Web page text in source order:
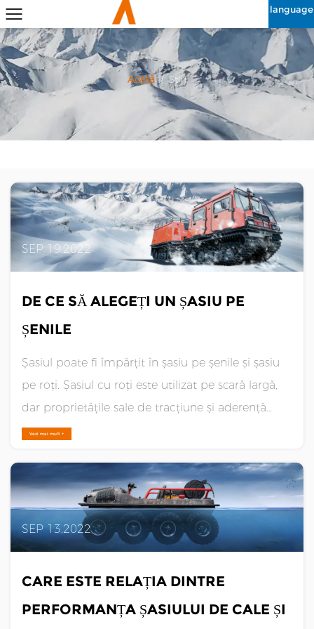
language
Acasă / Știri
SEP 19,2022
DE CE SĂ ALEGEȚI UN ȘASIU PE
ȘENILE
Șasiul poate fi împărțit în șasiu pe șenile și șasiu
pe roți. Șasiul cu roți este utilizat pe scară largă,
dar proprietățile sale de tracțiune și aderență
sunt slabe, iar aplicarea sa pe pante, terenuri
într-o anumită măsură. Deși cu roți de mare pu......
Vezi mai mult +
SEP 13,2022
CARE ESTE RELAȚIA DINTRE
PERFORMANȚA ȘASIULUI DE CALE ȘI